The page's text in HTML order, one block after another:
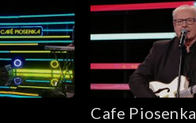
Cafe Piosenka